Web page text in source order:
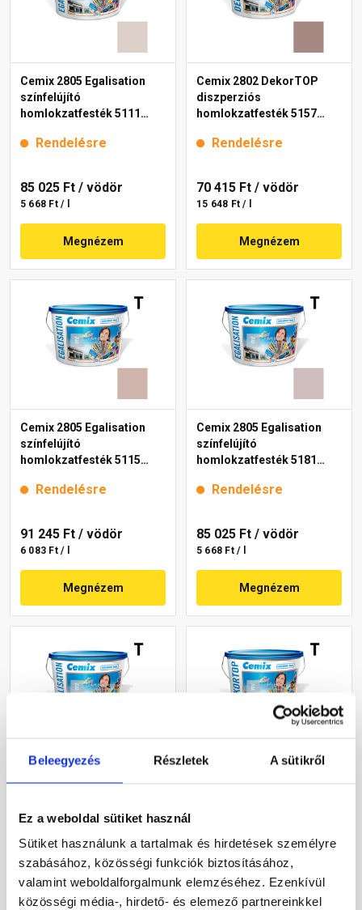
Beleegyezés Részletek A sütikről
Ez a weboldal sütiket használ
Sütiket használunk a tartalmak és hirdetések személyre
szabásához, közösségi funkciók biztosításához,
valamint weboldalforgalmunk elemzéséhez. Ezenkívül
közösségi média-, hirdető- és elemező partnereinkkel
Cemix 2805 Egalisation
színfelújító
homlokzatfesték 5111
Rendelésre
85 025 Ft / vödör
5 668 Ft / l
Megnézem
Cemix 2802 DekorTOP
diszperziós
homlokzatfesték 5157
Rendelésre
70 415 Ft / vödör
15 648 Ft / l
Megnézem
Cemix 2805 Egalisation
színfelújító
homlokzatfesték 5115
Rendelésre
91 245 Ft / vödör
6 083 Ft / l
Megnézem
Cemix 2805 Egalisation
színfelújító
homlokzatfesték 5181
Rendelésre
85 025 Ft / vödör
5 668 Ft / l
Megnézem
rusty 15 l
Rendelésre
85 025 Ft/ vödör
5 668 Ft / l
Rendelésre
61 930 Ft/ vödör
13 762 Ft / l